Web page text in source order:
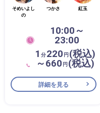
そめいよし
の
つかさ 紅玉
10:00～
23:00
1 分220 円(税込)
～660 円(税込)
詳細を見る